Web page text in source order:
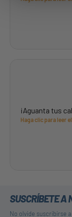
¡Aguanta tus
Haga clic para leer
SUSCRÍBETE A
No olvide suscribirse